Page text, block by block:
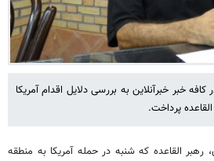
خبر خبرآنلاین به بررسی دلایل اقدام آمریکا
پرداخت.
رهبر القاعده که شنبه در حمله آمریکا به منطقه